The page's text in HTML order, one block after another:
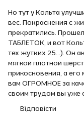
Но тут у Кольта
вес. Покраснения с
прекратились.
ТАБЛЕТОК, и вот
тех жутких 25…). Он
мягкой плотной
прикосновения, а его
вам ОГРОМНОЕ за
своим трудом вы уже
Відповісти